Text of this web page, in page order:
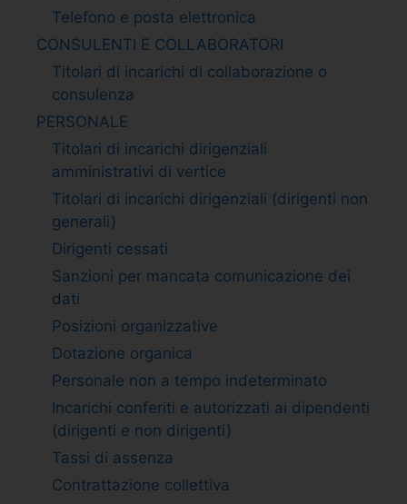
Telefono e posta elettronica
CONSULENTI E COLLABORATORI
Titolari di incarichi di collaborazione o
consulenza
PERSONALE
Titolari di incarichi dirigenziali
amministrativi di vertice
Titolari di incarichi dirigenziali (dirigenti non
generali)
Dirigenti cessati
Sanzioni per mancata comunicazione dei
dati
Posizioni organizzative
Dotazione organica
Personale non a tempo indeterminato
Incarichi conferiti e autorizzati ai dipendenti
(dirigenti e non dirigenti)
Tassi di assenza
Contrattazione collettiva